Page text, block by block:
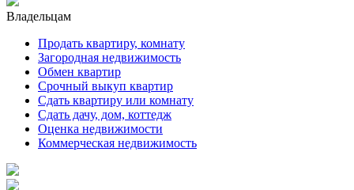
Владельцам
Продать квартиру, комнату
Загородная недвижимость
Обмен квартир
Срочный выкуп квартир
Сдать квартиру или комнату
Сдать дачу, дом, коттедж
Оценка недвижимости
Коммерческая недвижимость